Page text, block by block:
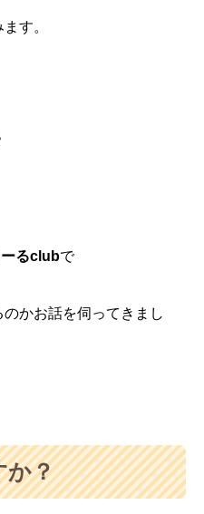
す。
るclubで
かお話を伺ってきまし
か？